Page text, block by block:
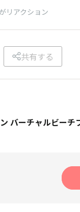
がリアクション
共有する